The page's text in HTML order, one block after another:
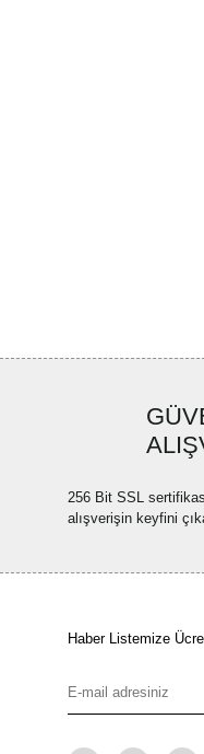
256 Bit SSL
alışverişin keyfini
Haber Listemize